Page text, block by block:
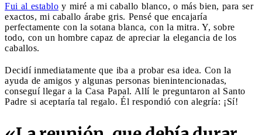
Fui al establo y miré a mi caballo blanco, o más bien, para ser
exactos, mi caballo árabe gris. Pensé que encajaría
perfectamente con la sotana blanca, con la mitra. Y, sobre
todo, con un hombre capaz de apreciar la elegancia de los
caballos.
Decidí inmediatamente que iba a probar esa idea. Con la
ayuda de amigos y algunas personas bienintencionadas,
conseguí llegar a la Casa Papal. Allí le preguntaron al Santo
Padre si aceptaría tal regalo. Él respondió con alegría: ¡Sí!